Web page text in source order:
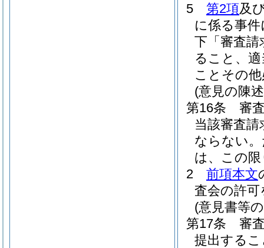
5
第2項及
に係る事
下「審査請
ること、
ことその
(意見の陳
第16条
審
当該審査
ならない。
は、この
2
前項本文
査会の許
(意見書等
第17条
審
提出する